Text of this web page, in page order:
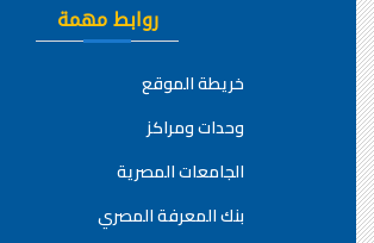
روابط مهمة
خريطة الموقع
وحدات ومراكز
الجامعات المصرية
بنك المعرفة المصري